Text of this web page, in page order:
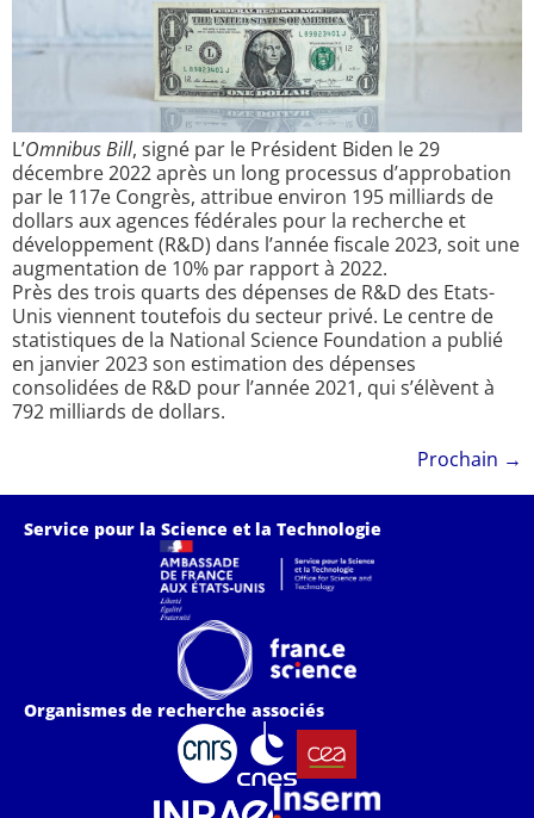
L’Omnibus Bill, signé par le Président Biden le 29
décembre 2022 après un long processus d’approbation
par le 117e Congrès, attribue environ 195 milliards de
dollars aux agences fédérales pour la recherche et
développement (R&D) dans l’année fiscale 2023, soit une
augmentation de 10% par rapport à 2022.
Près des trois quarts des dépenses de R&D des Etats-
Unis viennent toutefois du secteur privé. Le centre de
statistiques de la National Science Foundation a publié
en janvier 2023 son estimation des dépenses
consolidées de R&D pour l’année 2021, qui s’élèvent à
792 milliards de dollars.
Prochain →
Service pour la Science et la Technologie
Organismes de recherche associés